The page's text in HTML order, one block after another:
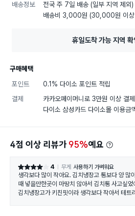
배송정보 전국 주 7일 배송 (일부 지역 제외)
배송비 3,000원 (30,000원 이상
휴일도착 가능 지역 확
구매혜택
포인트
0.1% 다이소 포인트 적립
결제
카카오페이머니로 3만원 이상 결
다이소 삼성카드 다이소몰 이용금
4점 이상 리뷰가 95%예요
별점 4점 4 무게 사용하기 가벼워요
생각보다 많이 작아요. 김치냉장고 통보다 양 많
때 넣을만한곳이 마땅치 않아서 김치통 사고싶었
김치냉장고가 키친핏이라 생각보다 작아서 테트